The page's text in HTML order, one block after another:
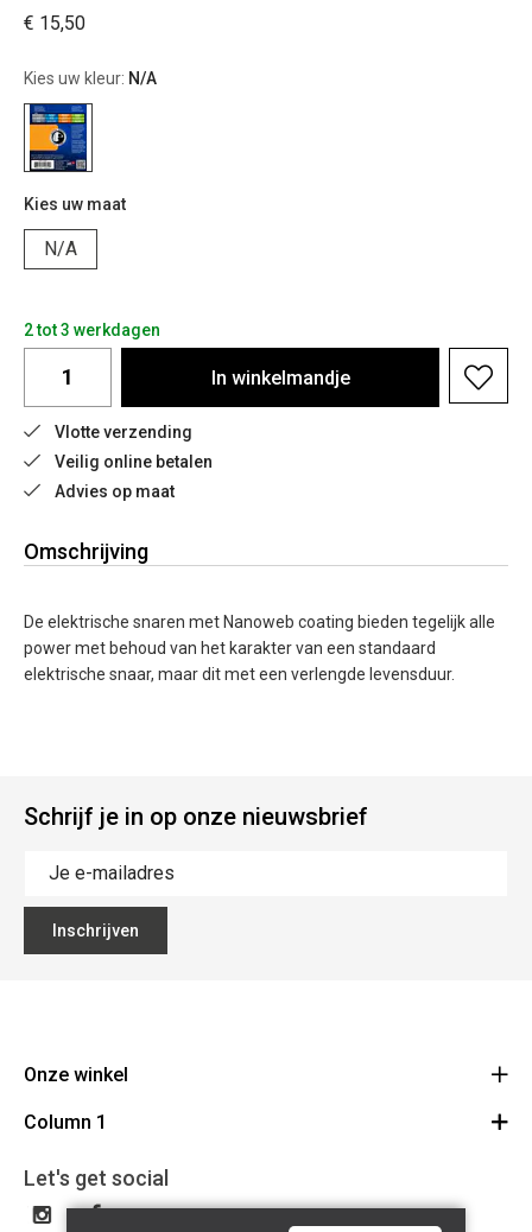
€ 15,50
Kies uw kleur: N/A
Kies uw maat
N/A
2 tot 3 werkdagen
In winkelmandje
Vlotte verzending
Veilig online betalen
Advies op maat
Omschrijving
De elektrische snaren met Nanoweb coating bieden tegelijk alle
power met behoud van het karakter van een standaard
elektrische snaar, maar dit met een verlengde levensduur.
Schrijf je in op onze nieuwsbrief
Inschrijven
Onze winkel
Mallebergplaats 13 - 8000 Brugge
050/33 25 75
BE 0648.822.409
Column 1
Cadeaubon
Let's get social